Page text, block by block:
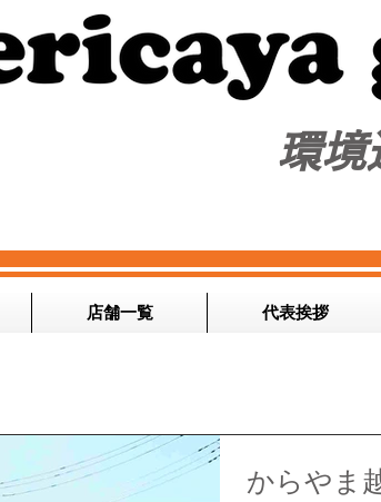
環境
店舗一覧 代表挨拶
からやま